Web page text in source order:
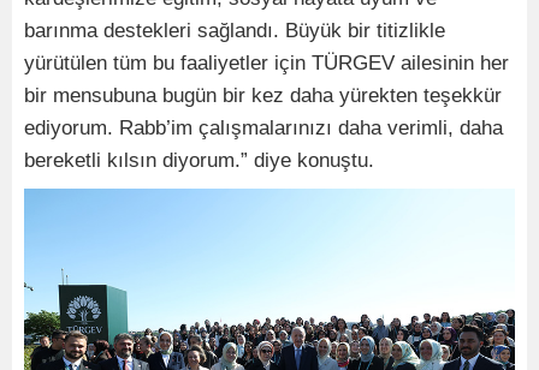
barınma destekleri sağlandı. Büyük bir titizlikle
yürütülen tüm bu faaliyetler için TÜRGEV ailesinin her
bir mensubuna bugün bir kez daha yürekten teşekkür
ediyorum. Rabb’im çalışmalarınızı daha verimli, daha
bereketli kılsın diyorum.” diye konuştu.